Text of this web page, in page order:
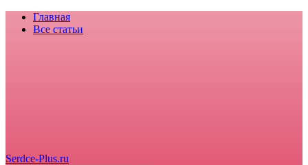
Главная
Все статьи
Serdce-Plus.ru